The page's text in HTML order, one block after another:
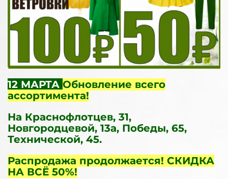
12 МАРТА Обновление всего
ассортимента!
На Краснофлотцев, 31,
Новгородцевой, 13а, Победы, 65,
Технической, 45.
Распродажа продолжается! СКИДКА
НА ВСЁ 50%!